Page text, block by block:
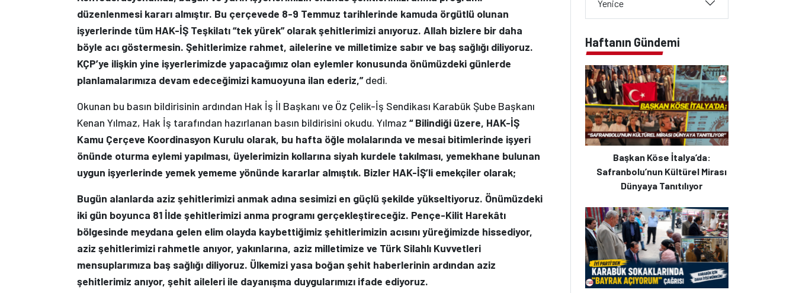
düzenlenmesi kararı almıştır. Bu çerçevede 8-9 Temmuz tarihlerinde kamuda örgütlü olunan
işyerlerinde tüm HAK-İŞ Teşkilatı “tek yürek” olarak şehitlerimizi anıyoruz. Allah bizlere bir daha
böyle acı göstermesin. Şehitlerimize rahmet, ailelerine ve milletimize sabır ve baş sağlığı diliyoruz.
KÇP’ye ilişkin yine işyerlerimizde yapacağımız olan eylemler konusunda önümüzdeki günlerde
planlamalarımıza devam edeceğimizi kamuoyuna ilan ederiz,”dedi.
Okunan bu basın bildirisinin ardından Hak İş İl Başkanı ve Öz Çelik-İş Sendikası Karabük Şube Başkanı
Kenan Yılmaz, Hak İş tarafından hazırlanan basın bildirisini okudu. Yılmaz “ Bilindiği üzere, HAK-İŞ
Kamu Çerçeve Koordinasyon Kurulu olarak, bu hafta öğle molalarında ve mesai bitimlerinde işyeri
önünde oturma eylemi yapılması, üyelerimizin kollarına siyah kurdele takılması, yemekhane bulunan
uygun işyerlerinde yemek yememe yönünde kararlar almıştık. Bizler HAK-İŞ’li emekçiler olarak;
Bugün alanlarda aziz şehitlerimizi anmak adına sesimizi en güçlü şekilde yükseltiyoruz. Önümüzdeki
iki gün boyunca 81 İlde şehitlerimizi anma programı gerçekleştireceğiz. Pençe-Kilit Harekâtı
bölgesinde meydana gelen elim olayda kaybettiğimiz şehitlerimizin acısını yüreğimizde hissediyor,
aziz şehitlerimizi rahmetle anıyor, yakınlarına, aziz milletimize ve Türk Silahlı Kuvvetleri
mensuplarımıza baş sağlığı diliyoruz. Ülkemizi yasa boğan şehit haberlerinin ardından aziz
şehitlerimiz anıyor, şehit aileleri ile dayanışma duygularımızı ifade ediyoruz.
Yenice
Haftanın Gündemi
Başkan Köse İtalya’da:
Safranbolu’nun Kültürel Mirası
Dünyaya Tanıtılıyor